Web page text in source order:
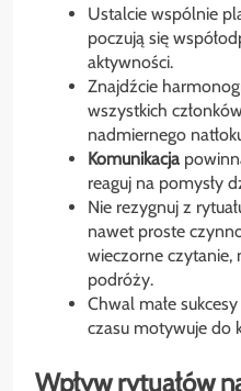
Ustalcie wspólnie
poczują się
aktywności.
Znajdźcie
wszystkich
nadmiernego
Komunikacja
reaguj na pomysły
Nie rezygnuj z
nawet proste
wieczorne
podróży.
Chwal małe
czasu motywuje do
Wpływ rytuałów